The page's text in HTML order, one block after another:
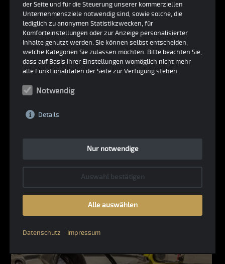
der Seite und für die Steuerung unserer kommerziellen
Unternehmensziele notwendig sind, sowie solche, die
lediglich zu anonymen Statistikzwecken, für
Komforteinstellungen oder zur Anzeige personalisierter
Inhalte genutzt werden. Sie können selbst entscheiden,
welche Kategorien Sie zulassen möchten. Bitte beachten Sie,
dass auf Basis Ihrer Einstellungen womöglich nicht mehr
alle Funktionalitäten der Seite zur Verfügung stehen.
Notwendig
Details
Nur notwendige
Auswahl bestätigen
Alle auswählen
Datenschutz Impressum